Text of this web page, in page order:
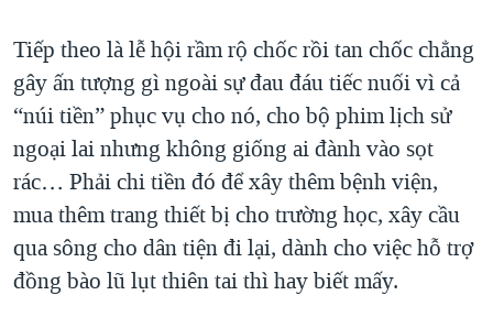
Tiếp theo là lễ hội rầm rộ chốc rồi tan chốc chẳng
gây ấn tượng gì ngoài sự đau đáu tiếc nuối vì cả
“núi tiền” phục vụ cho nó, cho bộ phim lịch sử
ngoại lai nhưng không giống ai đành vào sọt
rác… Phải chi tiền đó để xây thêm bệnh viện,
mua thêm trang thiết bị cho trường học, xây cầu
qua sông cho dân tiện đi lại, dành cho việc hỗ trợ
đồng bào lũ lụt thiên tai thì hay biết mấy.